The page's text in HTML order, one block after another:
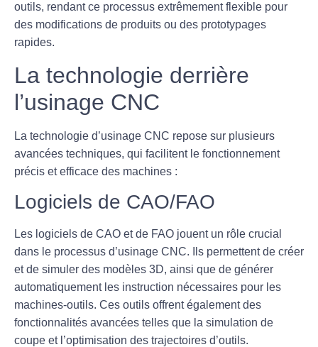
outils, rendant ce processus extrêmement flexible pour
des modifications de produits ou des prototypages
rapides.
La technologie derrière
l’usinage CNC
La technologie d’usinage CNC repose sur plusieurs
avancées techniques, qui facilitent le fonctionnement
précis et efficace des machines :
Logiciels de CAO/FAO
Les logiciels de CAO et de FAO jouent un rôle crucial
dans le processus d’usinage CNC. Ils permettent de créer
et de simuler des modèles 3D, ainsi que de générer
automatiquement les instruction nécessaires pour les
machines-outils. Ces outils offrent également des
fonctionnalités avancées telles que la simulation de
coupe et l’optimisation des trajectoires d’outils.